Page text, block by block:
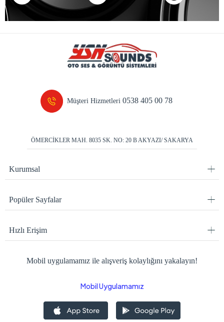
Müşteri Hizmetleri0538 405 00 78
ÖMERCİKLER MAH. 8035 SK. NO: 20 B AKYAZI/ SAKARYA
Kurumsal
Popüler Sayfalar
Hızlı Erişim
Mobil uygulamamız ile alışveriş kolaylığını yakalayın!
Mobil Uygulamamız